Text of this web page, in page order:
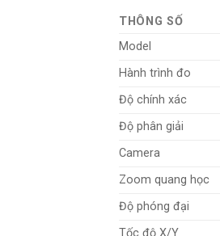
THÔNG SỐ
Model
Hành trình đo
Độ chính xác
Độ phân giải
Camera
Zoom quang học
Độ phóng đại